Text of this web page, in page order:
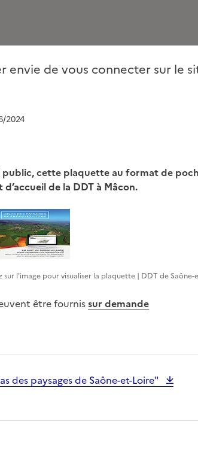
envie de vous connecter sur le
2024
public, cette plaquette au format de
de la DDT à Mâcon.
sur l'image pour visualiser la plaquette | DDT de Saône-
être fournissur demande
des paysages de Saône-et-Loire"